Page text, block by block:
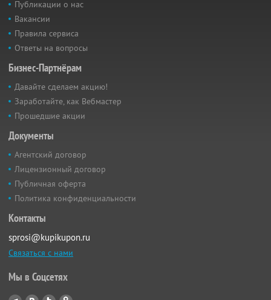
Публикации о нас
Вакансии
Правила сервиса
Ответы на вопросы
Бизнес-Партнёрам
Давайте сделаем акцию!
Заработайте, как Вебмастер
Прошедшие акции
Документы
Агентский договор
Лицензионный договор
Публичная оферта
Политика конфиденциальности
Контакты
sprosi@kupikupon.ru
Связаться с нами
Мы в Соцсетях